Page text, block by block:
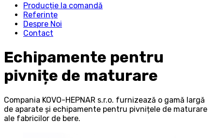
Producție la comandă
Referințe
Despre Noi
Contact
Echipamente pentru
pivnițe de maturare
Compania KOVO-HEPNAR s.r.o. furnizează o gamă largă
de aparate și echipamente pentru pivnițele de maturare
ale fabricilor de bere.